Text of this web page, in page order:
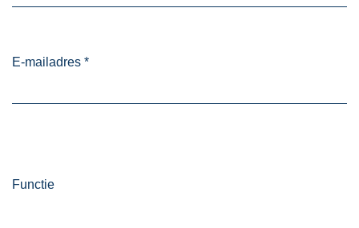
E-mailadres *
Functie